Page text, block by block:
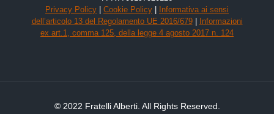
Privacy Policy | Cookie Policy | Informativa ai sensi
dell’articolo 13 del Regolamento UE 2016/679| Informazioni
ex art.1, comma 125, della legge 4 agosto 2017 n. 124
© 2022 Fratelli Alberti. All Rights Reserved.